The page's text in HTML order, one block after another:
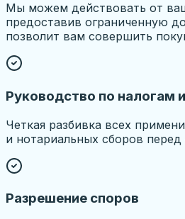
Мы можем действовать от
предоставив ограниченную
позволит вам совершить
Руководство по налогам
Четкая разбивка всех
и нотариальных сборов
Разрешение споров